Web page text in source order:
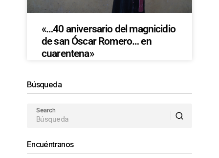
«…40 aniversario del magnicidio
de san Óscar Romero… en
cuarentena»
Búsqueda
Search
Encuéntranos